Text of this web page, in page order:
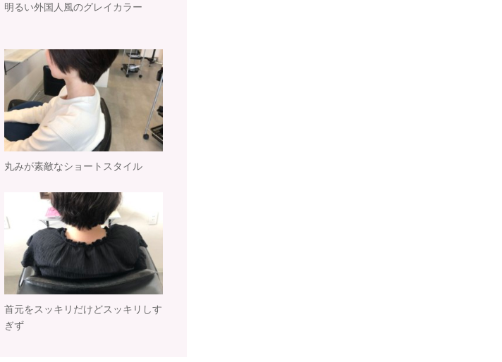
明るい外国人風のグレイカラー
丸みが素敵なショートスタイル
首元をスッキリだけどスッキリしす
ぎず